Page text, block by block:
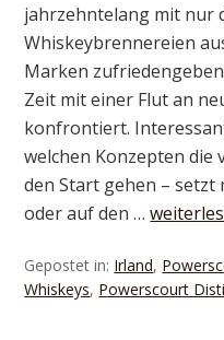
jahrzehntelang mit nur
Whiskeybrennereien
Marken
Zeit mit einer Flut an
konfrontiert.
welchen Konzepten die
den Start gehen – setzt
oder auf den …
Gepostet in: Irland,
Whiskeys, Powerscourt